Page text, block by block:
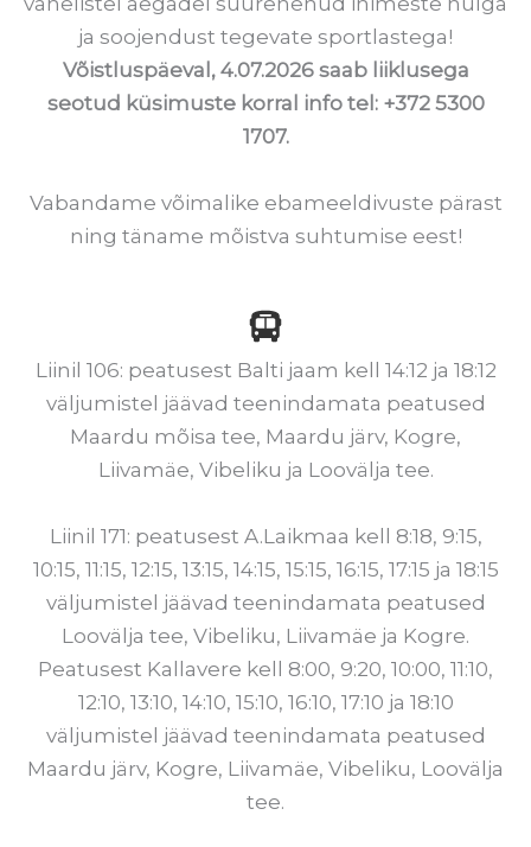
ja soojendust tegevate sportlastega!
Võistluspäeval, 4.07.2026 saab liiklusega
seotud küsimuste korral info tel: +372 5300
1707.
Vabandame võimalike ebameeldivuste pärast
ning täname mõistva suhtumise eest!
Liinil 106: peatusest Balti jaam kell 14:12 ja 18:12
väljumistel jäävad teenindamata peatused
Maardu mõisa tee, Maardu järv, Kogre,
Liivamäe, Vibeliku ja Loovälja tee.
Liinil 171: peatusest A.Laikmaa kell 8:18, 9:15,
10:15, 11:15, 12:15, 13:15, 14:15, 15:15, 16:15, 17:15 ja 18:15
väljumistel jäävad teenindamata peatused
Loovälja tee, Vibeliku, Liivamäe ja Kogre.
Peatusest Kallavere kell 8:00, 9:20, 10:00, 11:10,
12:10, 13:10, 14:10, 15:10, 16:10, 17:10 ja 18:10
väljumistel jäävad teenindamata peatused
Maardu järv, Kogre, Liivamäe, Vibeliku, Loovälja
tee.